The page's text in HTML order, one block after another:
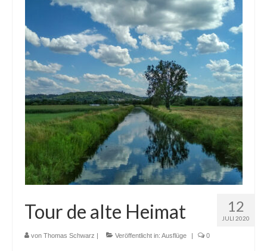
12
JULI 2020
Tour de alte Heimat
von Thomas Schwarz | Veröffentlicht in: Ausflüge | 0